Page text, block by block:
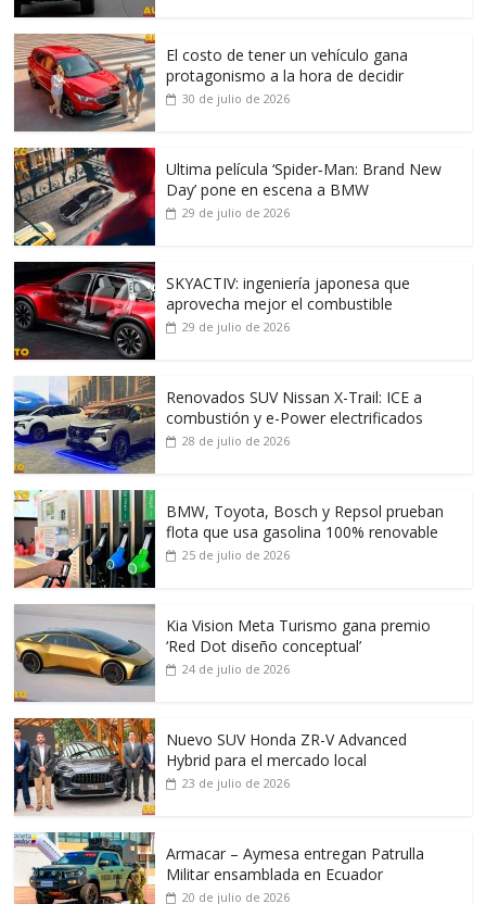
El costo de tener un vehículo gana
protagonismo a la hora de decidir
30 de julio de 2026
Ultima película ‘Spider‑Man: Brand New
Day’ pone en escena a BMW
29 de julio de 2026
SKYACTIV: ingeniería japonesa que
aprovecha mejor el combustible
29 de julio de 2026
Renovados SUV Nissan X-Trail: ICE a
combustión y e-Power electrificados
28 de julio de 2026
BMW, Toyota, Bosch y Repsol prueban
flota que usa gasolina 100% renovable
25 de julio de 2026
Kia Vision Meta Turismo gana premio
‘Red Dot diseño conceptual’
24 de julio de 2026
Nuevo SUV Honda ZR-V Advanced
Hybrid para el mercado local
23 de julio de 2026
Armacar – Aymesa entregan Patrulla
Militar ensamblada en Ecuador
20 de julio de 2026